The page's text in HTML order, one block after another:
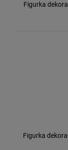
Figurka
Figurka